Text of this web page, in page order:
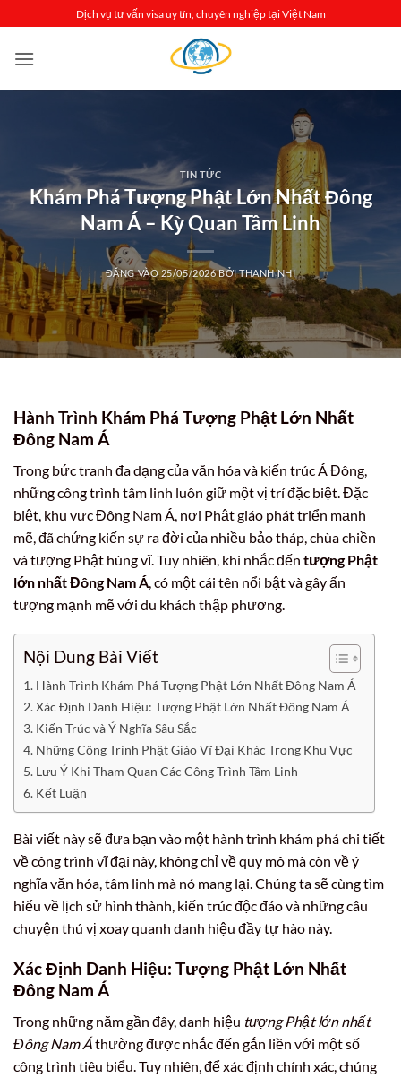
qua
nội
Dịch vụ tư vấn visa uy tín, chuyên nghiệp tại Việt Nam
TIN TỨC
Khám Phá Tượng Phật Lớn Nhất Đông
Nam Á – Kỳ Quan Tâm Linh
ĐĂNG VÀO 25/05/2026BỞITHANH NHI
Hành Trình Khám Phá Tượng Phật Lớn Nhất
Đông Nam Á
Trong bức tranh đa dạng của văn hóa và kiến trúc Á Đông,
những công trình tâm linh luôn giữ một vị trí đặc biệt. Đặc
biệt, khu vực Đông Nam Á, nơi Phật giáo phát triển mạnh
mẽ, đã chứng kiến sự ra đời của nhiều bảo tháp, chùa chiền
và tượng Phật hùng vĩ. Tuy nhiên, khi nhắc đến tượng Phật
lớn nhất Đông Nam Á , có một cái tên nổi bật và gây ấn
tượng mạnh mẽ với du khách thập phương.
Nội Dung Bài Viết
Hành Trình Khám Phá Tượng Phật Lớn Nhất Đông Nam Á
Xác Định Danh Hiệu: Tượng Phật Lớn Nhất Đông Nam Á
Kiến Trúc và Ý Nghĩa Sâu Sắc
Những Công Trình Phật Giáo Vĩ Đại Khác Trong Khu Vực
Lưu Ý Khi Tham Quan Các Công Trình Tâm Linh
Kết Luận
Bài viết này sẽ đưa bạn vào một hành trình khám phá chi tiết
về công trình vĩ đại này, không chỉ về quy mô mà còn về ý
nghĩa văn hóa, tâm linh mà nó mang lại. Chúng ta sẽ cùng tìm
hiểu về lịch sử hình thành, kiến trúc độc đáo và những câu
chuyện thú vị xoay quanh danh hiệu đầy tự hào này.
Xác Định Danh Hiệu: Tượng Phật Lớn Nhất
Đông Nam Á
Trong những năm gần đây, danh hiệu tượng Phật lớn nhất
Đông Nam Áthường được nhắc đến gắn liền với một số
công trình tiêu biểu. Tuy nhiên, để xác định chính xác, chúng